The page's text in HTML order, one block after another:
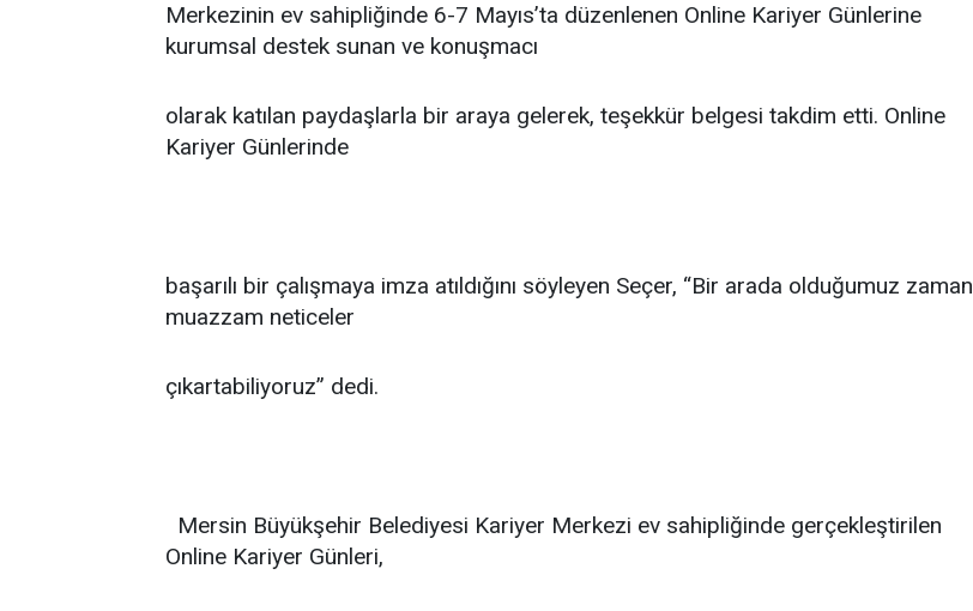
Merkezinin ev sahipliğinde 6-7 Mayıs’ta düzenlenen Online Kariyer Günlerine
kurumsal destek sunan ve konuşmacı
olarak katılan paydaşlarla bir araya gelerek, teşekkür belgesi takdim etti. Online
Kariyer Günlerinde
başarılı bir çalışmaya imza atıldığını söyleyen Seçer, “Bir arada olduğumuz zaman
muazzam neticeler
çıkartabiliyoruz” dedi.
Mersin Büyükşehir Belediyesi Kariyer Merkezi ev sahipliğinde gerçekleştirilen
Online Kariyer Günleri,